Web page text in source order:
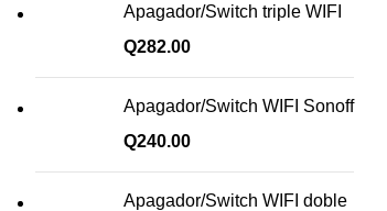
Apagador/Switch triple WIFI
Q282.00
Apagador/Switch WIFI Sonoff
Q240.00
Apagador/Switch WIFI doble